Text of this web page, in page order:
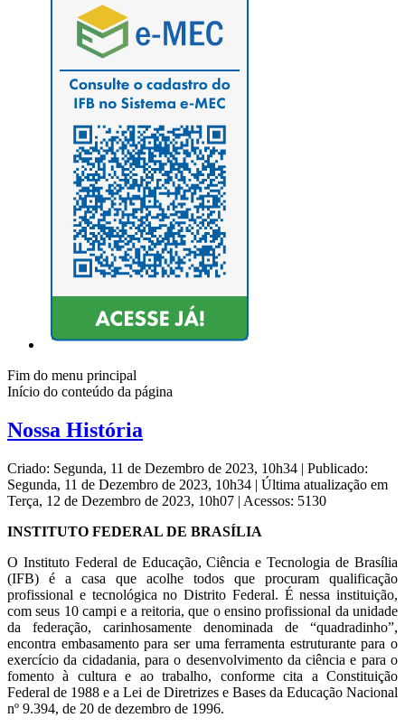
Fim do menu principal
Início do conteúdo da página
Nossa História
Criado: Segunda, 11 de Dezembro de 2023, 10h34 | Publicado:
Segunda, 11 de Dezembro de 2023, 10h34 | Última atualização em
Terça, 12 de Dezembro de 2023, 10h07 | Acessos: 5130
INSTITUTO FEDERAL DE BRASÍLIA
O Instituto Federal de Educação, Ciência e Tecnologia de Brasília
(IFB) é a casa que acolhe todos que procuram qualificação
profissional e tecnológica no Distrito Federal. É nessa instituição,
com seus 10 campi e a reitoria, que o ensino profissional da unidade
da federação, carinhosamente denominada de “quadradinho”,
encontra embasamento para ser uma ferramenta estruturante para o
exercício da cidadania, para o desenvolvimento da ciência e para o
fomento à cultura e ao trabalho, conforme cita a Constituição
Federal de 1988 e a Lei de Diretrizes e Bases da Educação Nacional
nº 9.394, de 20 de dezembro de 1996.